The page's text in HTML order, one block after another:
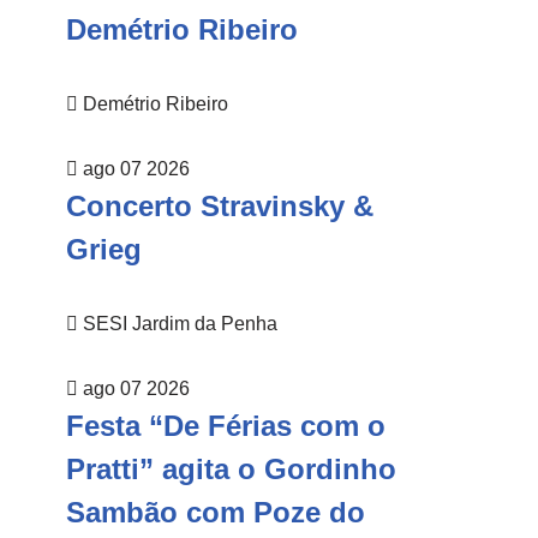
Demétrio Ribeiro
Demétrio Ribeiro
ago 07 2026
Concerto Stravinsky &
Grieg
SESI Jardim da Penha
ago 07 2026
Festa “De Férias com o
Pratti” agita o Gordinho
Sambão com Poze do